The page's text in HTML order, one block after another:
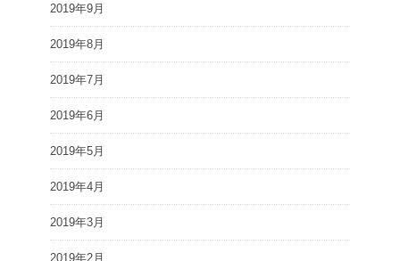
2019年9月
2019年8月
2019年7月
2019年6月
2019年5月
2019年4月
2019年3月
2019年2月